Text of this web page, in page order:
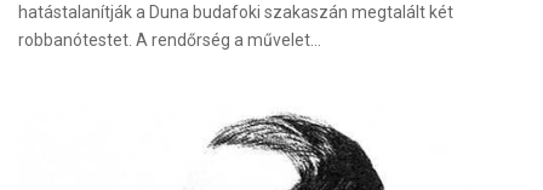
hatástalanítják a Duna budafoki szakaszán megtalált két
robbanótestet. A rendőrség a művelet…